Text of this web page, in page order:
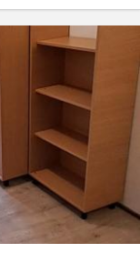
KV 1953
de 9,
living/cuisine
calme et agréable.
du centre sportif et
petits commerces.